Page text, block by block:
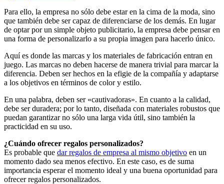
Para ello, la empresa no sólo debe estar en la cima de la moda, sino
que también debe ser capaz de diferenciarse de los demás. En lugar
de optar por un simple objeto publicitario, la empresa debe pensar en
una forma de personalizarlo a su propia imagen para hacerlo único.
Aquí es donde las marcas y los materiales de fabricación entran en
juego. Las marcas no deben hacerse de manera trivial para marcar la
diferencia. Deben ser hechos en la efigie de la compañía y adaptarse
a los objetivos en términos de color y estilo.
En una palabra, deben ser «cautivadoras». En cuanto a la calidad,
debe ser duradera; por lo tanto, diseñada con materiales robustos que
puedan garantizar no sólo una larga vida útil, sino también la
practicidad en su uso.
¿Cuándo ofrecer regalos personalizados?
Es probable que dar regalos de empresa al mismo objetivo en un
momento dado sea menos efectivo. En este caso, es de suma
importancia esperar el momento ideal y una buena oportunidad para
ofrecer regalos personalizados.